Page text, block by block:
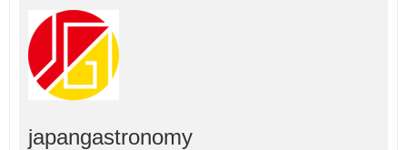
japangastronomy